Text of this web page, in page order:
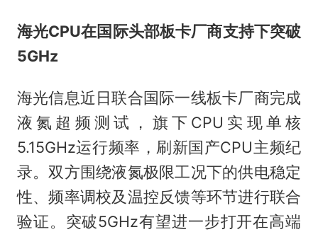
海光CPU在国际头部板卡厂商支持下突破
5GHz
海光信息近日联合国际一线板卡厂商完成
液氮超频测试，旗下CPU实现单核
5.15GHz运行频率，刷新国产CPU主频纪
录。双方围绕液氮极限工况下的供电稳定
性、频率调校及温控反馈等环节进行联合
验证。突破5GHz有望进一步打开在高端